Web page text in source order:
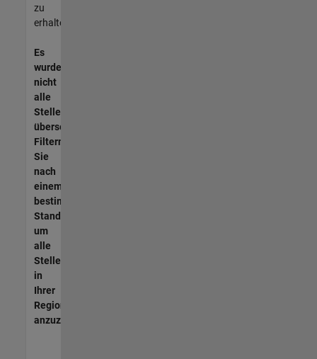
zu
erhalten.
Es
wurden
nicht
alle
Stellen
übersetzt.
Filtern
Sie
nach
einem
bestimmten
Standort,
um
alle
Stellenangebote
in
Ihrer
Region
anzuzeigen.